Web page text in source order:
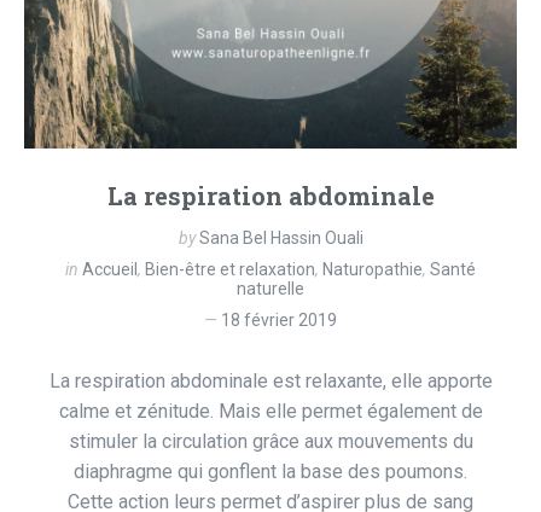
La respiration abdominale
bySana Bel Hassin Ouali
in Accueil , Bien-être et relaxation, Naturopathie, Santé
naturelle
18 février 2019
La respiration abdominale est relaxante, elle apporte
calme et zénitude. Mais elle permet également de
stimuler la circulation grâce aux mouvements du
diaphragme qui gonflent la base des poumons.
Cette action leurs permet d’aspirer plus de sang